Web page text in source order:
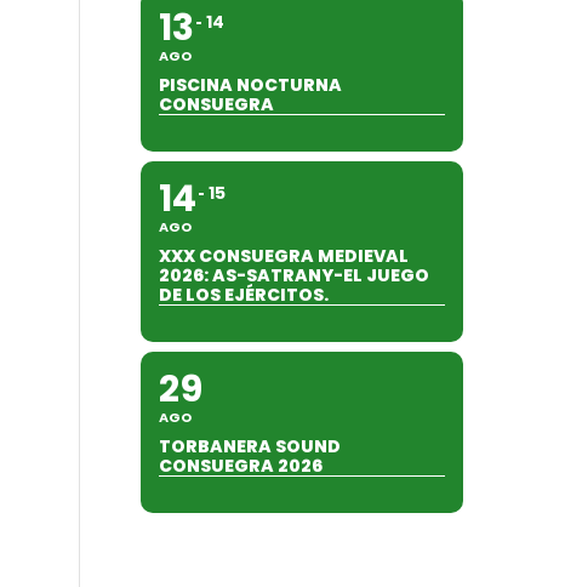
13
AGO
14
PISCINA NOCTURNA
CONSUEGRA
14
AGO
15
XXX CONSUEGRA MEDIEVAL
2026: AS-SATRANY-EL JUEGO
DE LOS EJÉRCITOS.
29
AGO
TORBANERA SOUND
CONSUEGRA 2026